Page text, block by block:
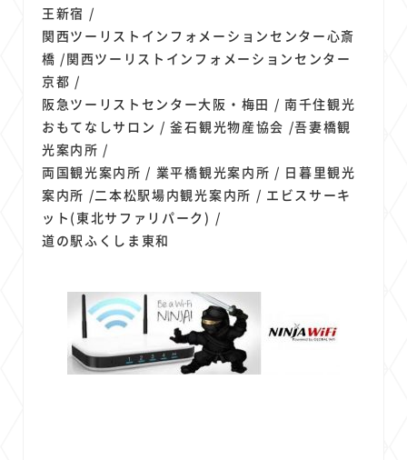
王新宿 /
関西ツーリストインフォメーションセンター心斎
橋 /関西ツーリストインフォメーションセンター
京都 /
阪急ツーリストセンター大阪・梅田 / 南千住観光
おもてなしサロン / 釜石観光物産協会 /吾妻橋観
光案内所 /
両国観光案内所 / 業平橋観光案内所 / 日暮里観光
案内所 /二本松駅場内観光案内所 / エビスサーキ
ット(東北サファリパーク) /
道の駅ふくしま東和